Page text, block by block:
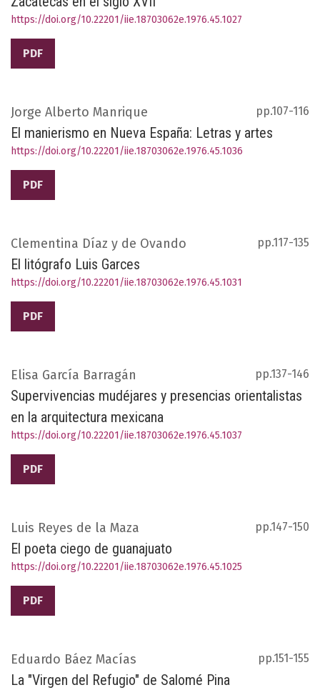
https://doi.org/10.22201/iie.18703062e.1976.45.1027
PDF
Jorge Alberto Manrique pp.107-116
El manierismo en Nueva España: Letras y artes
https://doi.org/10.22201/iie.18703062e.1976.45.1036
PDF
Clementina Díaz y de Ovando pp.117-135
El litógrafo Luis Garces
https://doi.org/10.22201/iie.18703062e.1976.45.1031
PDF
Elisa García Barragán pp.137-146
Supervivencias mudéjares y presencias orientalistas
en la arquitectura mexicana
https://doi.org/10.22201/iie.18703062e.1976.45.1037
PDF
Luis Reyes de la Maza pp.147-150
El poeta ciego de guanajuato
https://doi.org/10.22201/iie.18703062e.1976.45.1025
PDF
Eduardo Báez Macías pp.151-155
La "Virgen del Refugio" de Salomé Pina